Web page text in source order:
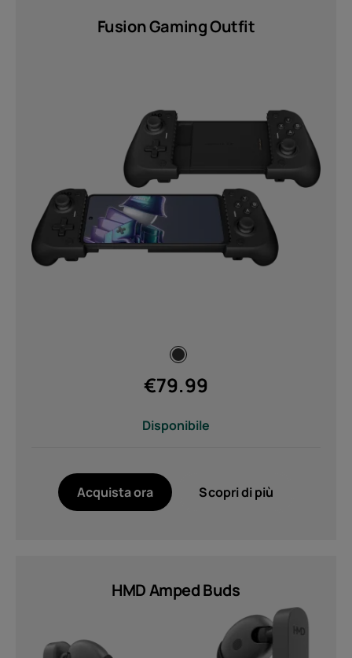
Riciclo dei dispositivi
Ripara in autonomia
Fusion Gaming Outfit
€79.99
Disponibile
Acquista ora Scopri di più
HMD Amped Buds